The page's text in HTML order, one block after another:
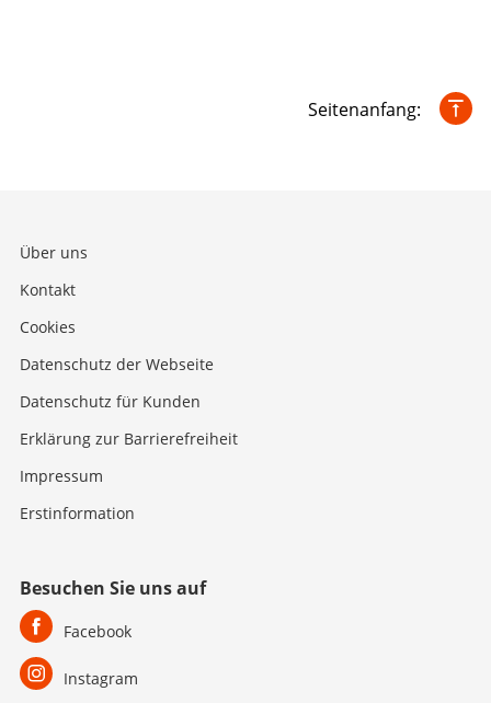
Seitenanfang:
Über uns
Kontakt
Cookies
Datenschutz der Webseite
Datenschutz für Kunden
Erklärung zur Barrierefreiheit
Impressum
Erstinformation
Besuchen Sie uns auf
Facebook
Instagram